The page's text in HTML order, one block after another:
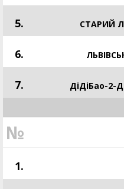
5. СТАРИЙ
6.
7. ДіДіБао-
№
1.